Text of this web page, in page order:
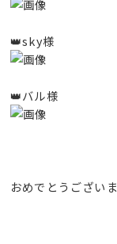
👑sky様
👑バル様
おめでとうござい